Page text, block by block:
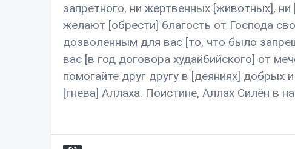
запретного, ни жертвенных [животных],
желают [обрести] благость от Господа
дозволенным для вас [то, что было
вас [в год договора худайбийского] от
помогайте друг другу в [деяниях] добрых
[гнева] Аллаха. Поистине, Аллах Силён в